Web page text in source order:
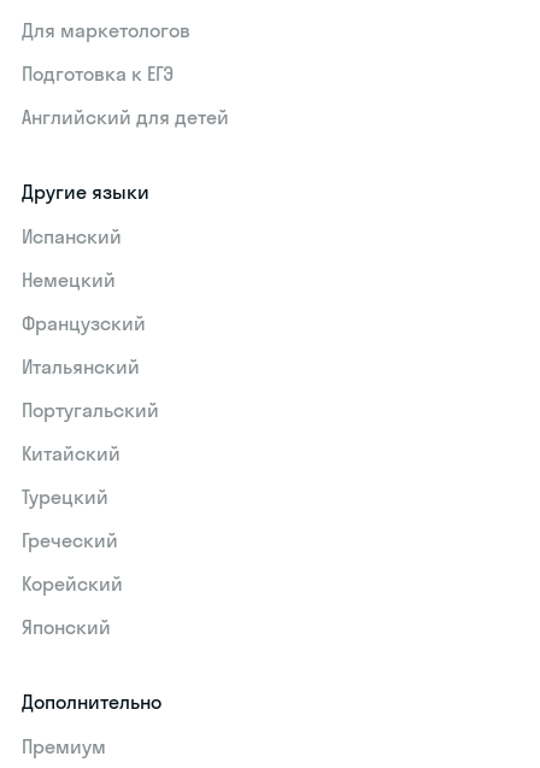
Для маркетологов
Подготовка к ЕГЭ
Английский для детей
Другие языки
Испанский
Немецкий
Французский
Итальянский
Португальский
Китайский
Турецкий
Греческий
Корейский
Японский
Дополнительно
Премиум